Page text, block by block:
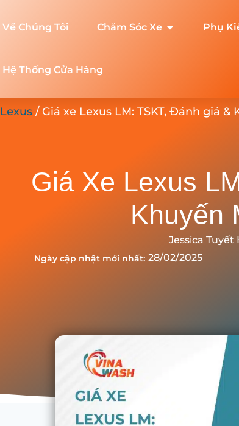
Về Chúng Tôi Chăm Sóc Xe Phụ
Hệ Thống Cửa Hàng
Lexus / Giá xe Lexus LM: TSKT, Đánh giá &
Giá Xe Lexus
Khuyến
Jessica Tuyết
Ngày cập nhật mới nhất: 28/02/2025